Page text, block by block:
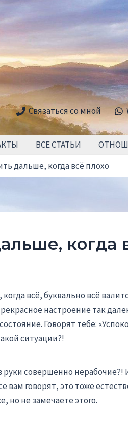
Связаться со мной
ВСЕ СТАТЬИ
дальше, когда всё плохо
когда
всё, буквально всё
настроение так
Говорят тебе:
ситуации?!
совершенно
говорят, это тоже
но не замечаете этого.